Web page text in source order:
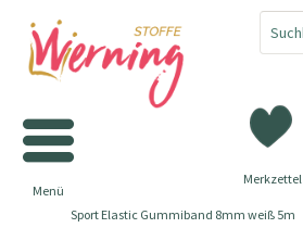
Merkzettel
Menü
Sport Elastic Gummiband 8mm weiß 5m